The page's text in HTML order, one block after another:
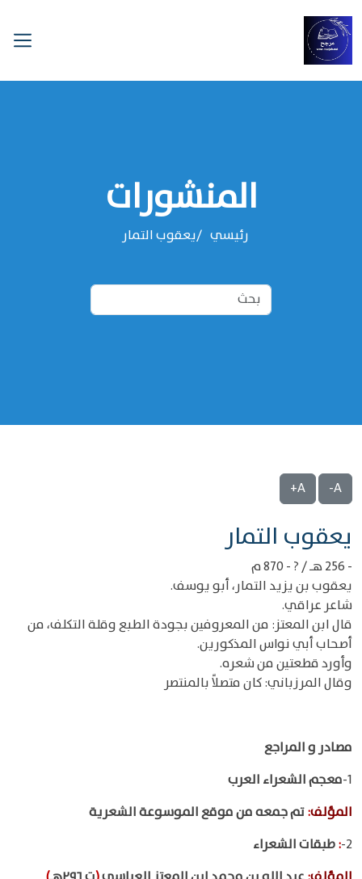
المنشورات
رئيسي ‌‌يعقوب التمار
A-
A+
‌‌يعقوب التمار
- 256 هـ / ? - 870 م
يعقوب بن يزيد التمار، أبو يوسف.
شاعر عراقي.
قال ابن المعتز: من المعروفين بجودة الطبع وقلة التكلف، من
أصحاب أبي نواس المذكورين.
وأورد قطعتين من شعره.
وقال المرزباني: كان متصلاً بالمنتصر
مصادر و المراجع
1- معجم الشعراء العرب
المؤلف:تم جمعه من موقع الموسوعة الشعرية
2-
:طبقات الشعراء